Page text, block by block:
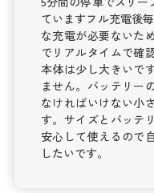
ていますフル充電後
な充電が必要ないた
でリアルタイムで確
本体は少し大きいで
ません。バッテリー
なければいけない小
す。サイズとバッテ
安心して使えるので
したいです。